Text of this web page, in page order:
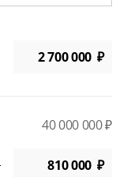
40 000 000 ₽